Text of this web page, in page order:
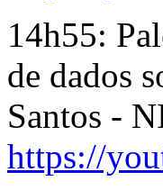
14h55:
de dados
Santos -
https://